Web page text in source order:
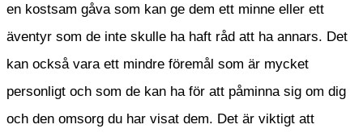
en kostsam gåva som kan ge dem ett minne eller ett
äventyr som de inte skulle ha haft råd att ha annars. Det
kan också vara ett mindre föremål som är mycket
personligt och som de kan ha för att påminna sig om dig
och den omsorg du har visat dem. Det är viktigt att